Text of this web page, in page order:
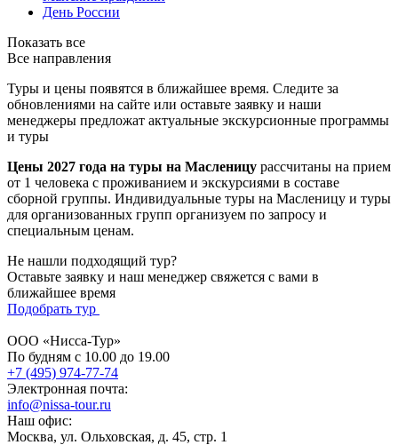
День России
Показать все
Все направления
Туры и цены появятся в ближайшее время. Следите за
обновлениями на сайте или оставьте заявку и наши
менеджеры предложат актуальные экскурсионные программы
и туры
Цены 2027 года на туры на Масленицу рассчитаны на прием
от 1 человека с проживанием и экскурсиями в составе
сборной группы. Индивидуальные туры на Масленицу и туры
для организованных групп организуем по запросу и
специальным ценам.
Не нашли подходящий тур?
Оставьте заявку и наш менеджер свяжется с вами в
ближайшее время
Подобрать тур
ООО «Нисса-Тур»
По будням с 10.00 до 19.00
+7 (495) 974-77-74
Электронная почта:
info@nissa-tour.ru
Наш офис:
Москва, ул. Ольховская, д. 45, стр. 1